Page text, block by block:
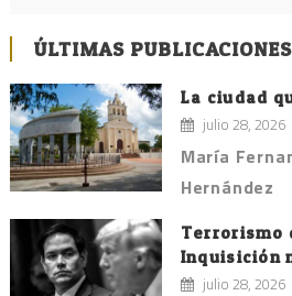
ÚLTIMAS PUBLICACIONES
La ciudad
julio 28, 2026
María
Hernández
Terrorismo
Inquisición
julio 28, 2026